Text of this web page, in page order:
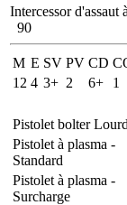
Intercessor d'assaut
90
M E SV PV CD
12 4 3+ 2 6+
1
Pistolet bolter Lourd
Pistolet à plasma -
Standard
Pistolet à plasma -
Surcharge